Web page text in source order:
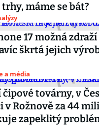
máme se bát?
17 možná
škrtá jejich
a média
čipové továrny, v
v Rožnově za 44
zapeklitý